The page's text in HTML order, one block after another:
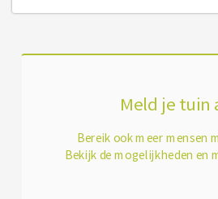
Meld je tuin
Bereik ook meer mensen
Bekijk de mogelijkheden en